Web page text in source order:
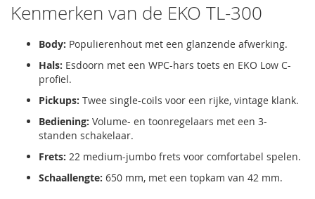
Kenmerken van de EKO TL-300
Body: Populierenhout met een glanzende afwerking.
Hals: Esdoorn met een WPC-hars toets en EKO Low C-
profiel.
Pickups: Twee single-coils voor een rijke, vintage klank.
Bediening: Volume- en toonregelaars met een 3-
standen schakelaar.
Frets: 22 medium-jumbo frets voor comfortabel spelen.
Schaallengte: 650 mm, met een topkam van 42 mm.